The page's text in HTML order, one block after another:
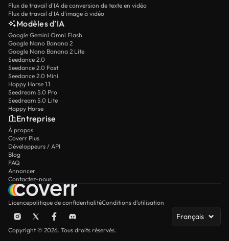
Flux de travail d’IA de conversion de texte en vidéo
Flux de travail d’IA d’image à vidéo
Modèles d’IA
Google Gemini Omni Flash
Google Nano Banana 2
Google Nano Banana 2 Lite
Seedance 2.0
Seedance 2.0 Fast
Seedance 2.0 Mini
Happy Horse 1.1
Seedream 5.0 Pro
Seedream 5.0 Lite
Happy Horse
Entreprise
À propos
Coverr Plus
Développeurs / API
Blog
FAQ
Annoncer
Contactez-nous
Licencepolitique de confidentialitéConditions d’utilisation
Français
Copyright © 2026. Tous droits réservés.